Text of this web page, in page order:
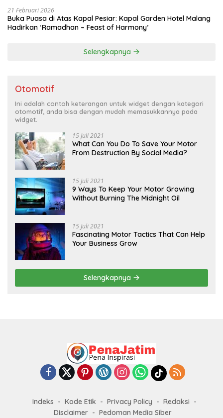
21 Februari 2026
Buka Puasa di Atas Kapal Pesiar: Kapal Garden Hotel Malang
Hadirkan ‘Ramadhan – Feast of Harmony’
Selengkapnya
Otomotif
Ini adalah contoh keterangan untuk widget dengan kategori
otomotif, anda bisa dengan mudah memasukkannya pada
widget.
15 Juli 2021
What Can You Do To Save Your Motor
From Destruction By Social Media?
15 Juli 2021
9 Ways To Keep Your Motor Growing
Without Burning The Midnight Oil
15 Juli 2021
Fascinating Motor Tactics That Can Help
Your Business Grow
Selengkapnya
Indeks Kode Etik Privacy Policy
Redaksi
Disclaimer
Pedoman Media Siber